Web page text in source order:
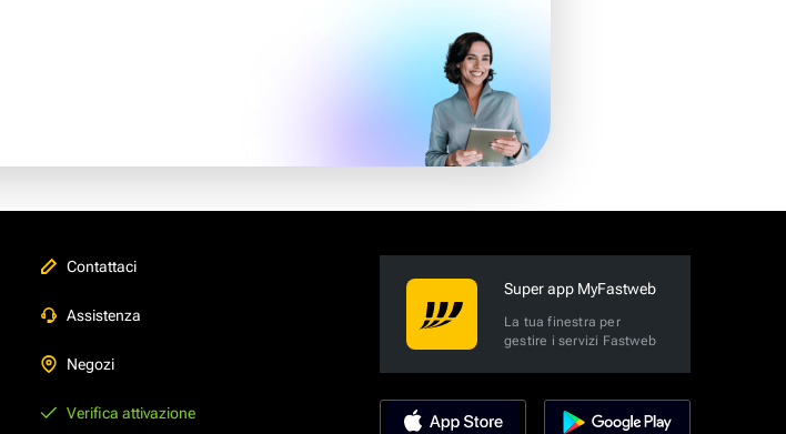
Contattaci
Assistenza
Negozi
Verifica attivazione
Super app MyFastweb
La tua finestra per
gestire i servizi Fastweb